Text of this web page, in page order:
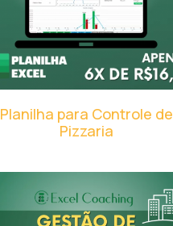
Planilha para Controle de
Pizzaria